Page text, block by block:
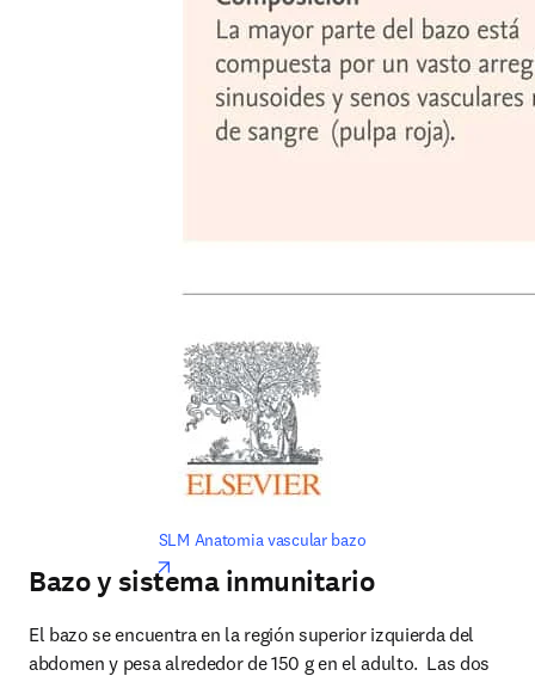
SLM Anatomia vascular bazo
Bazo y sistema inmunitario
El bazo se encuentra en la región superior izquierda del
abdomen y pesa alrededor de 150 g en el adulto.  Las dos